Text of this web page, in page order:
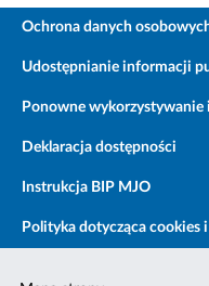
Ochrona danych
Udostępnianie informacji
Ponowne
Deklaracja dostępności
Instrukcja BIP MJO
Polityka dotycząca